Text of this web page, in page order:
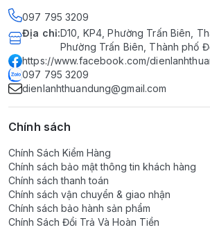
097 795 3209
Địa chỉ:D10, KP4, Phường Trấn Biên,
Phường Trấn Biên, Thành phố
https://www.facebook.com/
097 795 3209
dienlanhthuandung@gmail.com
Chính sách
Chính Sách Kiểm Hàng
Chính sách bảo mật thông tin khách hàng
Chính sách thanh toán
Chính sách vận chuyển & giao nhận
Chính sách bảo hành sản phẩm
Chính Sách Đổi Trả Và Hoàn Tiền